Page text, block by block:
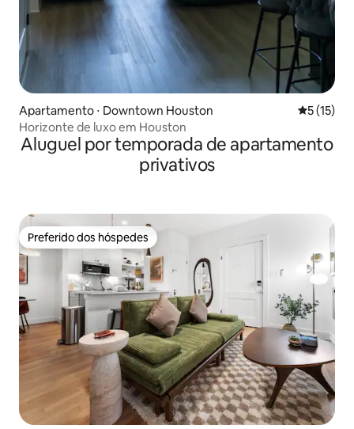
Apartamento ⋅ Downtown Houston 5 de uma
5 (15)
Horizonte de luxo em Houston
Aluguel por temporada de apartamento
privativos
Preferido dos hóspedes
Preferido dos hóspedes